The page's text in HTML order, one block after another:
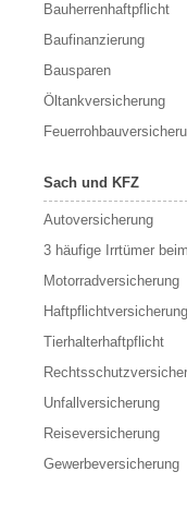
Bauherrenhaftpflicht
Baufinanzierung
Bausparen
Öltankversicherung
Sach und KFZ
Autoversicherung
3 häufige Irrtümer
Motorradversicherung
Haftpflichtversicherung
Tierhalterhaftpflicht
Unfallversicherung
Reiseversicherung
Gewerbeversicherung